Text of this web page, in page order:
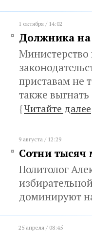
1 октября / 14:02
Должника
Министерство
приставам не
также
{Читайте далее
9 августа / 12:29
Сотни тысяч
Политолог
доминируют
25 апреля / 08:45